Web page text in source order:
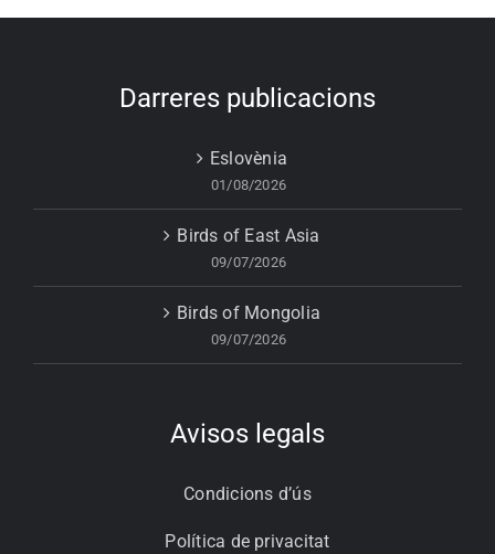
Darreres publicacions
Eslovènia
01/08/2026
Birds of East Asia
09/07/2026
Birds of Mongolia
09/07/2026
Avisos legals
Condicions d’ús
Política de privacitat